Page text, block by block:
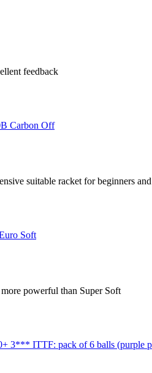
feedback
Carbon Off
suitable racket for beginners
Soft
powerful than Super Soft
3*** ITTF: pack of 6 balls (purple